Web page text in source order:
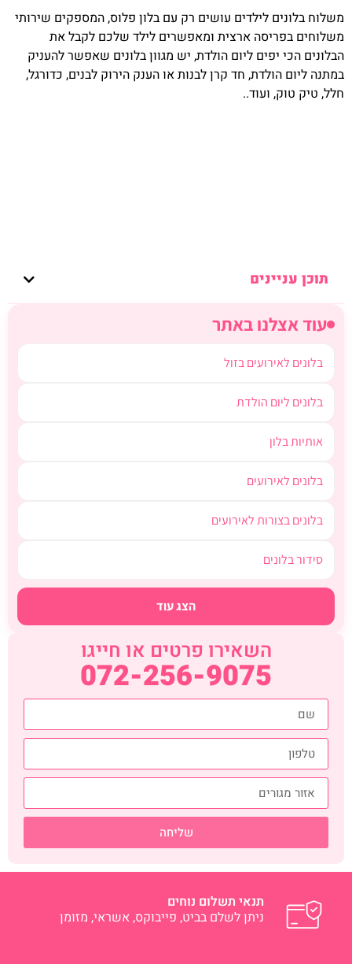
תוכן עניינים
עוד אצלנו באתר
בלונים לאירועים בזול
בלונים ליום הולדת
אותיות בלון
בלונים לאירועים
בלונים בצורות לאירועים
סידור בלונים
הצג עוד
השאירו פרטים או חייגו
072-256-9075
שליחה
משלוח בלונים לילדים עושים רק עם בלון פלוס, המספקים שירותי
משלוחים בפריסה ארצית ומאפשרים לילד שלכם לקבל את
הבלונים הכי יפים ליום הולדת, יש מגוון בלונים שאפשר להעניק
במתנה ליום הולדת, חד קרן לבנות או הענק הירוק לבנים, כדורגל,
חלל, טיק טוק, ועוד..
תנאי תשלום נוחים
ניתן לשלם בביט, פייבוקס, אשראי, מזומן